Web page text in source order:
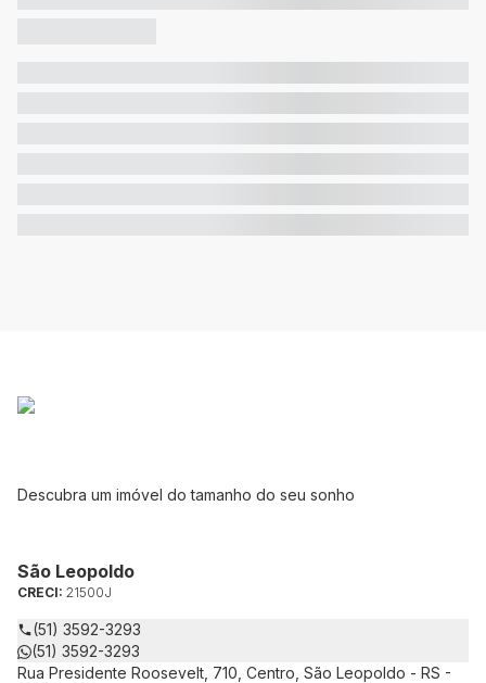
Descubra um imóvel do tamanho do seu sonho
São Leopoldo
CRECI: 21500J
(51) 3592-3293
(51) 3592-3293
Rua Presidente Roosevelt, 710, Centro, São Leopoldo - RS -